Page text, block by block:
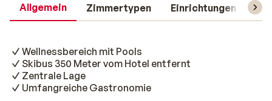
Allgemein Zimmertypen Einrichtungen
Wellnessbereich mit Pools
Skibus 350 Meter vom Hotel entfernt
Zentrale Lage
Umfangreiche Gastronomie